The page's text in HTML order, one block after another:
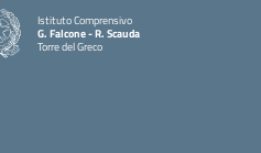
Istituto Comprensivo
G. Falcone - R. Scauda
Torre del Greco